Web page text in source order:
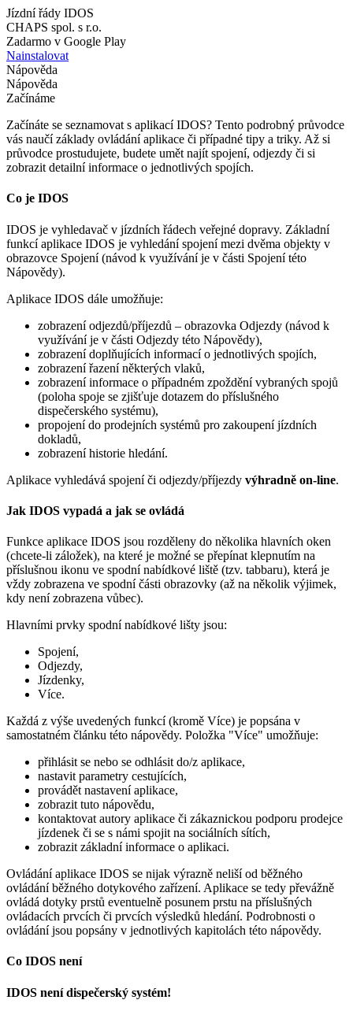
Jízdní řády IDOS
CHAPS spol. s r.o.
Zadarmo v Google Play
Nainstalovat
Nápověda
Nápověda
Začínáme
Začínáte se seznamovat s aplikací IDOS? Tento podrobný průvodce
vás naučí základy ovládání aplikace či případné tipy a triky. Až si
průvodce prostudujete, budete umět najít spojení, odjezdy či si
zobrazit detailní informace o jednotlivých spojích.
Co je IDOS
IDOS je vyhledavač v jízdních řádech veřejné dopravy. Základní
funkcí aplikace IDOS je vyhledání spojení mezi dvěma objekty v
obrazovce Spojení (návod k využívání je v části Spojení této
Nápovědy).
Aplikace IDOS dále umožňuje:
zobrazení odjezdů/příjezdů – obrazovka Odjezdy (návod k
využívání je v části Odjezdy této Nápovědy),
zobrazení doplňujících informací o jednotlivých spojích,
zobrazení řazení některých vlaků,
zobrazení informace o případném zpoždění vybraných spojů
(poloha spoje se zjišťuje dotazem do příslušného
dispečerského systému),
propojení do prodejních systémů pro zakoupení jízdních
dokladů,
zobrazení historie hledání.
Aplikace vyhledává spojení či odjezdy/příjezdy výhradně on-line.
Jak IDOS vypadá a jak se ovládá
Funkce aplikace IDOS jsou rozděleny do několika hlavních oken
(chcete-li záložek), na které je možné se přepínat klepnutím na
příslušnou ikonu ve spodní nabídkové liště (tzv. tabbaru), která je
vždy zobrazena ve spodní části obrazovky (až na několik výjimek,
kdy není zobrazena vůbec).
Hlavními prvky spodní nabídkové lišty jsou:
Spojení,
Odjezdy,
Jízdenky,
Více.
Každá z výše uvedených funkcí (kromě Více) je popsána v
samostatném článku této nápovědy. Položka "Více" umožňuje:
přihlásit se nebo se odhlásit do/z aplikace,
nastavit parametry cestujících,
provádět nastavení aplikace,
zobrazit tuto nápovědu,
kontaktovat autory aplikace či zákaznickou podporu prodejce
jízdenek či se s námi spojit na sociálních sítích,
zobrazit základní informace o aplikaci.
Ovládání aplikace IDOS se nijak výrazně neliší od běžného
ovládání běžného dotykového zařízení. Aplikace se tedy převážně
ovládá dotyky prstů eventuelně posunem prstu na příslušných
ovládacích prvcích či prvcích výsledků hledání. Podrobnosti o
ovládání jsou popsány v jednotlivých kapitolách této nápovědy.
Co IDOS není
IDOS není dispečerský systém!